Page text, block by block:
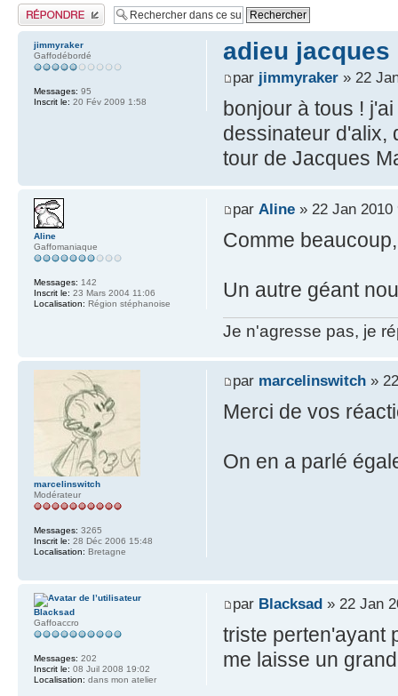
Publier une réponse
adieu jacques
par jimmyraker» 22
bonjour à tous !
dessinateur d'alix,
tour de Jacques
jimmyraker
Gaffodébordé
Messages: 95
Inscrit le: 20 Fév 2009 1:58
par Aline» 22 Jan 2010
Comme
Un autre géant
Je n'agresse pas, je
Aline
Gaffomaniaque
Messages: 142
Inscrit le: 23 Mars 2004 11:06
Localisation: Région stéphanoise
par marcelinswitch»
Merci de vos
On en a parlé
marcelinswitch
Modérateur
Messages: 3265
Inscrit le: 28 Déc 2006 15:48
Localisation: Bretagne
par Blacksad» 22 Jan
triste perten'ayant
me laisse un
Blacksad
Gaffoaccro
Messages: 202
Inscrit le: 08 Juil 2008 19:02
Localisation: dans mon atelier